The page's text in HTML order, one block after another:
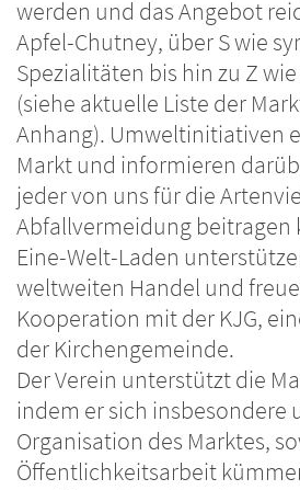
werden und das Angebot
Apfel-Chutney, über S wie
Spezialitäten bis hin zu Z
(siehe aktuelle Liste der
Anhang). Umweltinitiativen
Markt und informieren
jeder von uns für die
Abfallvermeidung beitragen
Eine-Welt-Laden
weltweiten Handel und
Kooperation mit der KJG,
der Kirchengemeinde.
Der Verein unterstützt die
indem er sich insbesondere
Organisation des Marktes,
Öffentlichkeitsarbeit